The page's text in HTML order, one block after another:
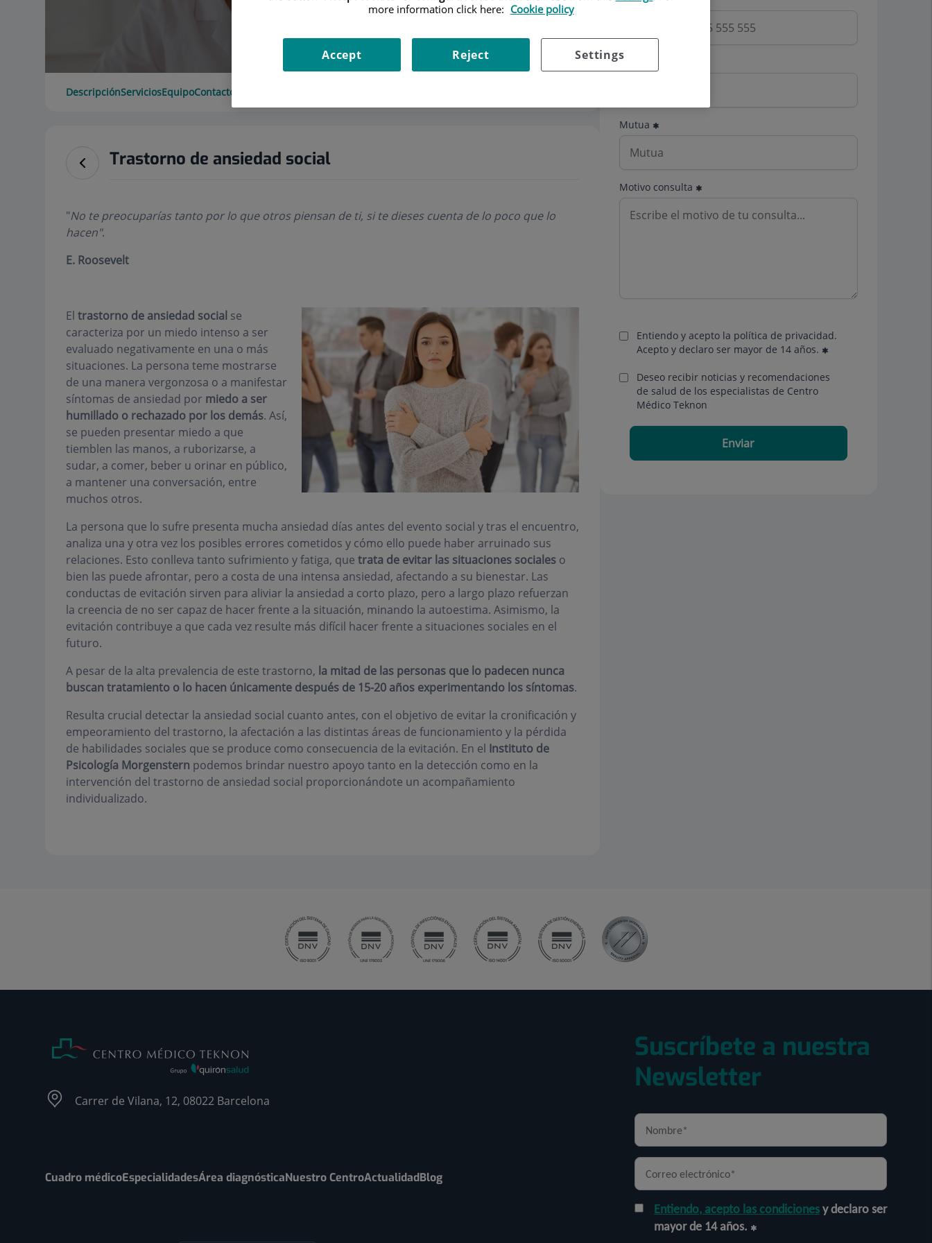
DescripciónServiciosEquipoContacto
Trastorno de ansiedad social
"No te preocuparías tanto por lo que otros piensan de ti, si te dieses cuenta de lo poco que lo
hacen".
E. Roosevelt
El trastorno de ansiedad social se
caracteriza por un miedo intenso a ser
evaluado negativamente en una o más
situaciones. La persona teme mostrarse
de una manera vergonzosa o a manifestar
síntomas de ansiedad por miedo a ser
humillado o rechazado por los demás. Así,
se pueden presentar miedo a que
tiemblen las manos, a ruborizarse, a
sudar, a comer, beber u orinar en público,
a mantener una conversación, entre
muchos otros.
La persona que lo sufre presenta mucha ansiedad días antes del evento social y tras el encuentro,
analiza una y otra vez los posibles errores cometidos y cómo ello puede haber arruinado sus
relaciones. Esto conlleva tanto sufrimiento y fatiga, que trata de evitar las situaciones socialeso
bien las puede afrontar, pero a costa de una intensa ansiedad, afectando a su bienestar. Las
conductas de evitación sirven para aliviar la ansiedad a corto plazo, pero a largo plazo refuerzan
la creencia de no ser capaz de hacer frente a la situación, minando la autoestima. Asimismo, la
evitación contribuye a que cada vez resulte más difícil hacer frente a situaciones sociales en el
futuro.
A pesar de la alta prevalencia de este trastorno, la mitad de las personas que lo padecen nunca
buscan tratamiento o lo hacen únicamente después de 15-20 años experimentando los síntomas.
Resulta crucial detectar la ansiedad social cuanto antes, con el objetivo de evitar la cronificación y
empeoramiento del trastorno, la afectación a las distintas áreas de funcionamiento y la pérdida
de habilidades sociales que se produce como consecuencia de la evitación. En el Instituto de
Psicología Morgenstern podemos brindar nuestro apoyo tanto en la detección como en la
intervención del trastorno de ansiedad social proporcionándote un acompañamiento
individualizado.
Email
Mutua
Motivo consulta
Entiendo y acepto la política de privacidad.
Acepto y declaro ser mayor de 14 años.
Deseo recibir noticias y recomendaciones
de salud de los especialistas de Centro
Médico Teknon
Enviar
Carrer de Vilana, 12, 08022 Barcelona
Cuadro médicoEspecialidadesÁrea diagnósticaNuestro CentroActualidadBlog
Suscríbete a nuestra
Newsletter
Entiendo, acepto las condicionesy declaro ser
mayor de 14 años.
more information click here: Cookie policy
Settings
Reject
Accept